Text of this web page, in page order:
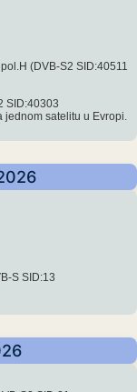
(DVB-S2 SID:40511
SID:40303
satelitu u Evropi.
S SID:13